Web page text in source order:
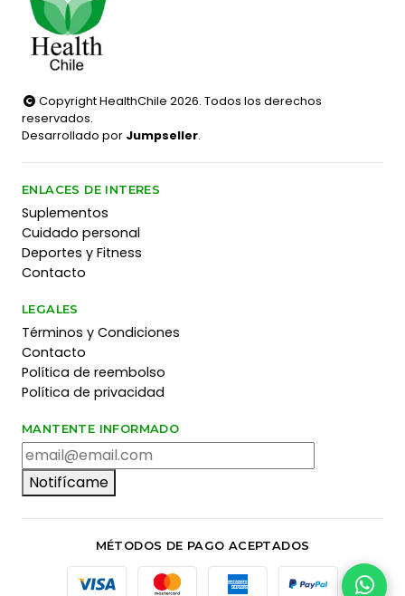
Copyright HealthChile 2026. Todos los derechos
reservados.
Desarrollado por Jumpseller.
ENLACES DE INTERES
Suplementos
Cuidado personal
Deportes y Fitness
Contacto
LEGALES
Términos y Condiciones
Contacto
Política de reembolso
Política de privacidad
MANTENTE INFORMADO
Notifícame
MÉTODOS DE PAGO ACEPTADOS